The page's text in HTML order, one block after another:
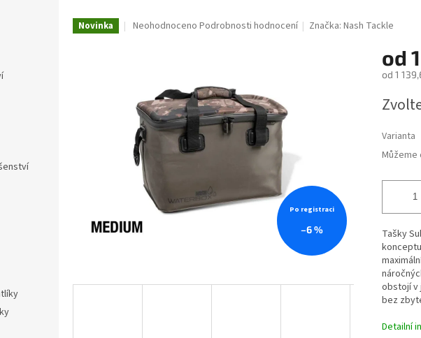
Novinka
Průměrné
5
hvězdiček.
Neohodnoceno Podrobnosti hodnocení Značka:Nash Tackle
Po registraci
–6 %
od
od 1
cena:
Varianta
Tašky
obstojí v
bez
Detailní